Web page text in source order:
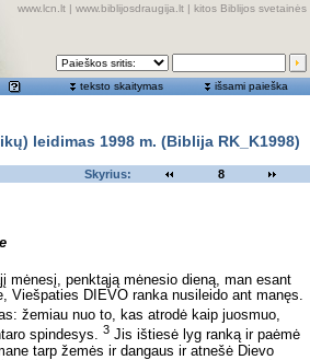
www.lcn.lt | www.biblijosdraugija.lt | kitos Biblijos svetainės
teksto skaitymas išsami paieška
leidimas 1998 m. (Biblija RK_K1998)
Skyrius: 8
penktąją mėnesio dieną, man esant
Viešpaties DIEVO ranka nusileido ant manęs.
žemiau nuo to, kas atrodė kaip juosmuo,
spindesys. 3 Jis ištiesė lyg ranką ir paėmė
tarp žemės ir dangaus ir atnešė Dievo